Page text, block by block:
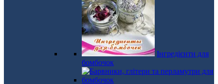
Інгредієнти для
бомбочок